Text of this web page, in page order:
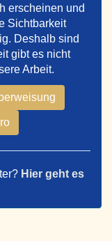
erscheinen und
Sichtbarkeit
Deshalb sind
gibt es nicht
Arbeit.
Hier geht es